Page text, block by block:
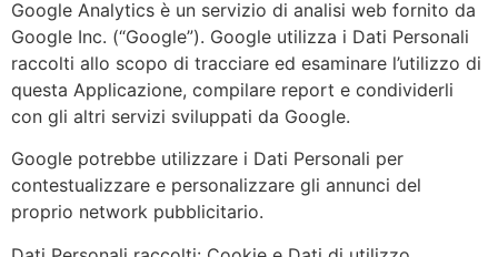
Google Analytics è un servizio di analisi web fornito da
Google Inc. (“Google”). Google utilizza i Dati Personali
raccolti allo scopo di tracciare ed esaminare l’utilizzo di
questa Applicazione, compilare report e condividerli
con gli altri servizi sviluppati da Google.
Google potrebbe utilizzare i Dati Personali per
contestualizzare e personalizzare gli annunci del
proprio network pubblicitario.